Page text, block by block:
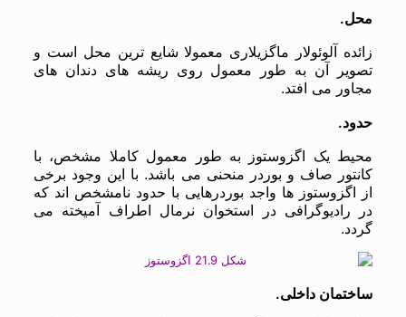
محل.
زائده آلوئولار ماگزیلاری معمولا شایع ترین محل است و
تصویر آن به طور معمول روی ریشه های دندان های
مجاور می افتد.
حدود.
محیط یک اگزوستوز به طور معمول کاملا مشخص، با
کانتور صاف و بوردر منحنی می باشد. با این وجود برخی
از اگزوستوز ها واجد بوردرهایی با حدود نامشخص اند که
در رادیوگرافی در استخوان نرمال اطراف آمیخته می
گردد.
ساختمان داخلی.